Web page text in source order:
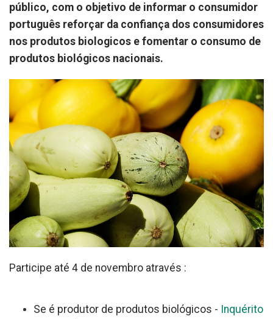
público, com o objetivo de informar o consumidor
português reforçar da confiança dos consumidores
nos produtos biologicos e fomentar o consumo de
produtos biológicos nacionais.
Participe até 4 de novembro através :
Se é produtor de produtos biológicos - Inquérito